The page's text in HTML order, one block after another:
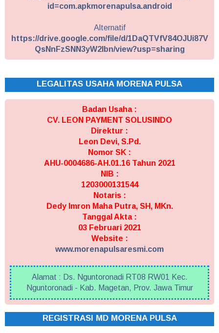
id=com.apkmorenapulsa.android
Alternatif
https://drive.google.com/file/d/1DaQTVfV84OJUi87V
QsNnFzSNN3yW2Ibn/view?usp=sharing
LEGALITAS USAHA MORENA PULSA
Badan Usaha :
CV. LEON PAYMENT SOLUSINDO
Direktur :
Leon Devi, S.Pd.
Nomor SK :
AHU-0004686-AH.01.16 Tahun 2021
NIB :
1203000131544
Notaris :
Dedy Imron Maha Putra, SH, MKn.
Tanggal Akta :
03 Februari 2021
Website :
www.morenapulsaresmi.com
Alamat : Ds. Nguntoronadi RT08 RW01 Kec.
Nguntoronadi - Kab. Magetan, Prov. Jawa Timur
REGISTRASI MD MORENA PULSA